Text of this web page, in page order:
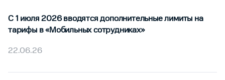
С 1 июля 2026 вводятся дополнительные лимиты на
тарифы в «Мобильных сотрудниках»
22.06.26